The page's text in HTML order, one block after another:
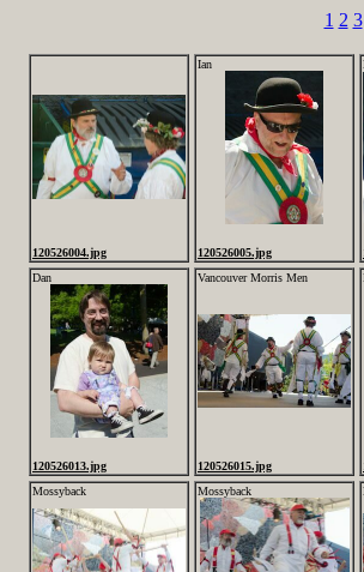
1 2 3
120526004.jpg
Ian
120526005.jpg
Dan
120526013.jpg
Vancouver Morris Men
120526015.jpg
Mossyback
Mossyback